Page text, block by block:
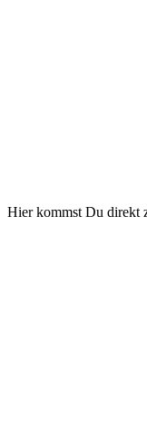
Hier kommst Du direkt